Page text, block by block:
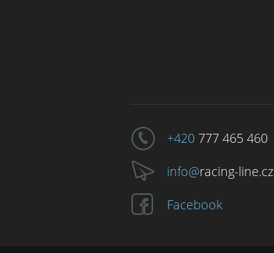
+420 777 465 460
info@racing-line.cz
Facebook